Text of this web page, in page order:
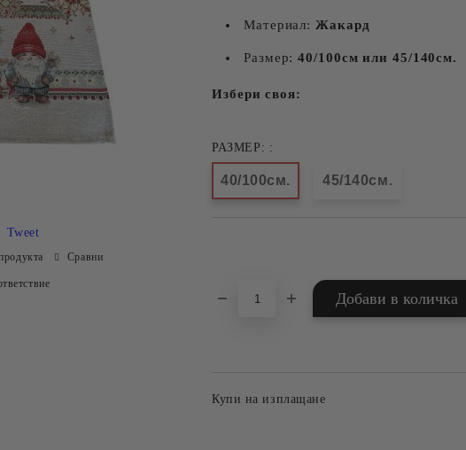
Материал: Жакард
Размер:40/100см или 45/140см.
Избери своя:
РАЗМЕР: :
40/100см. 45/140см.
Купи на изплащане
Tweet
Сравни